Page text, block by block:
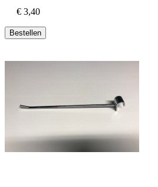
€ 3,40
Bestellen